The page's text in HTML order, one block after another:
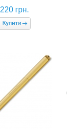
220 грн.